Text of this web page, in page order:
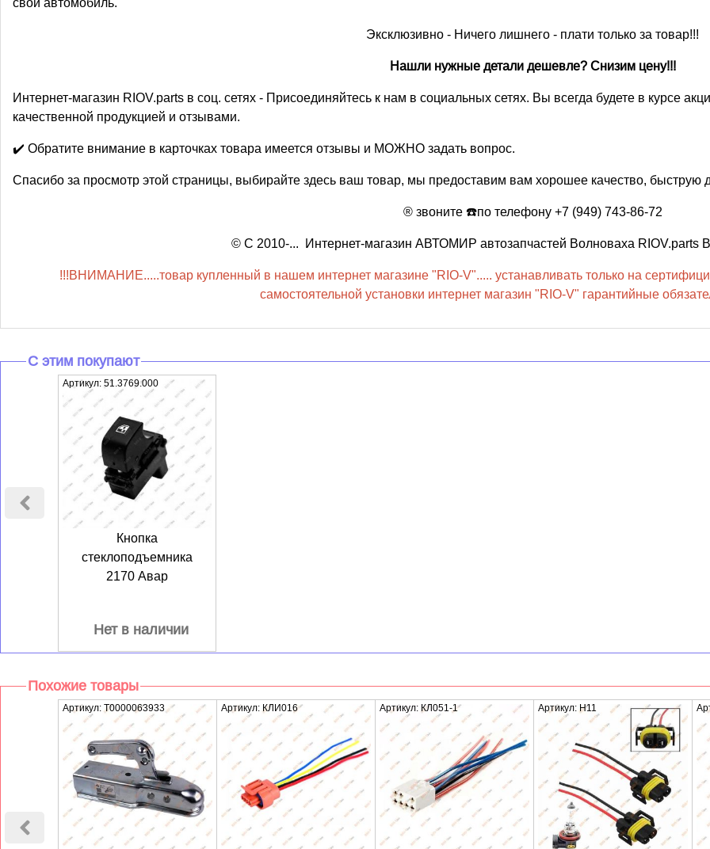
Эксклюзивно - Ничего лишнего - плати только за товар!!!
Нашли нужные детали дешевле? Снизим цену!!!
Интернет-магазин RIOV.parts в соц. сетях - Присоединяйтесь к нам в социальных сетях. Вы всегда будете в курсе
качественной продукцией и отзывами.
✔️ Обратите внимание в карточках товара имеется отзывы и МОЖНО задать вопрос.
Спасибо за просмотр этой страницы, выбирайте здесь ваш товар, мы предоставим вам хорошее качество, быструю
® звоните ☎️по телефону +7 (949) 743-86-72
© С 2010-... Интернет-магазин АВТОМИР автозапчастей Волноваха RIOV.parts
!!!ВНИМАНИЕ.....товар купленный в нашем интернет магазине "RIO-V"..... устанавливать только на
самостоятельной установки интернет магазин "RIO-V" гарантийные
С этим покупают
Артикул: 51.3769.000
Кнопка
стеклоподъемника
2170 Авар
Нет в наличии
Похожие товары
Артикул: T0000063933 Артикул: КЛИ016 Артикул: КЛ051-1 Артикул: H11